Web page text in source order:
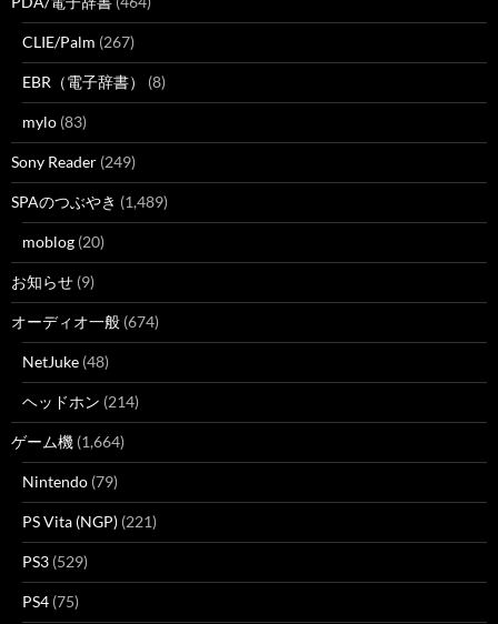
CLIE/Palm (267)
EBR（電子辞書） (8)
mylo (83)
Sony Reader (249)
SPAのつぶやき (1,489)
moblog (20)
お知らせ (9)
オーディオ一般 (674)
NetJuke (48)
ヘッドホン (214)
ゲーム機 (1,664)
Nintendo (79)
PS Vita (NGP) (221)
PS3 (529)
PS4 (75)